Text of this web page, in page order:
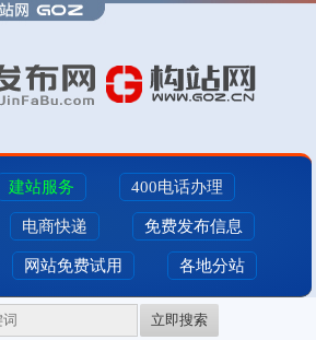
建站服务 400电话办理
电商快递 免费发布信息
网站免费试用 各地分站
立即搜索